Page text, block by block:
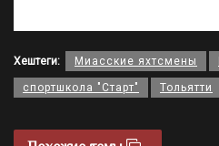
Хештеги: Миасские яхтсмены
спортшкола "Старт" Тольятти